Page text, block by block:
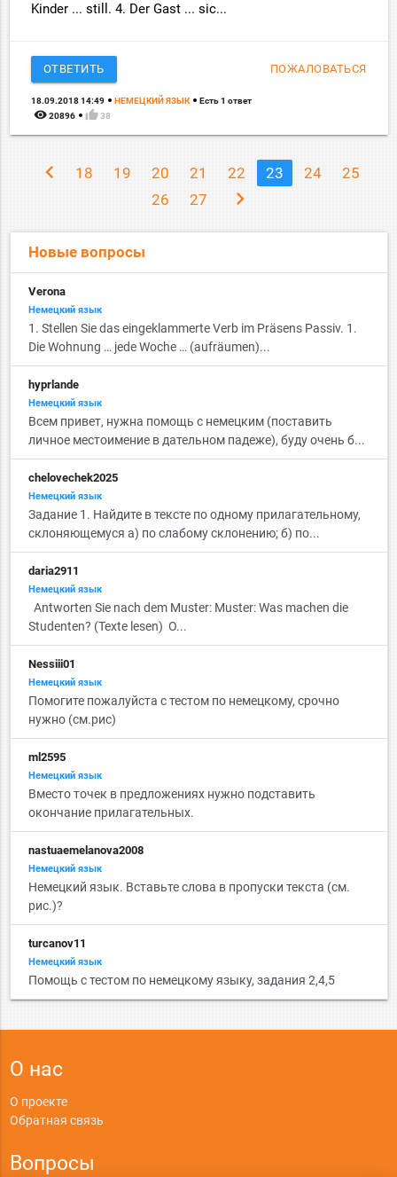
Kinder ... still. 4. Der Gast ... sic...
ОТВЕТИТЬ ПОЖАЛОВАТЬСЯ
18.09.2018 14:49 НЕМЕЦКИЙ ЯЗЫК Есть 1 ответ
remove_red_eye 20896 thumb_up 38
chevron_left 18 19 20 21 22 23 24
25
26
27 chevron_right
Новые вопросы
Verona
Немецкий язык
1. Stellen Sie das eingeklammerte Verb im Präsens Passiv. 1.
Die Wohnung … jede Woche … (aufräumen)...
hyprlande
Немецкий язык
Всем привет, нужна помощь с немецким (поставить
личное местоимение в дательном падеже), буду очень б...
chelovechek2025
Немецкий язык
Задание 1. Найдите в тексте по одному прилагательному,
склоняющемуся а) по слабому склонению; б) по...
daria2911
Немецкий язык
Antworten Sie nach dem Muster: Muster: Was machen die
Studenten? (Texte lesen) О...
Nessiii01
Немецкий язык
Помогите пожалуйста с тестом по немецкому, срочно
нужно (см.рис)
ml2595
Немецкий язык
Вместо точек в предложениях нужно подставить
окончание прилагательных.
nastuaemelanova2008
Немецкий язык
Немецкий язык. Вставьте слова в пропуски текста (см.
рис.)?
turcanov11
Немецкий язык
Помощь с тестом по немецкому языку, задания 2,4,5
О нас
О проекте
Обратная связь
Вопросы